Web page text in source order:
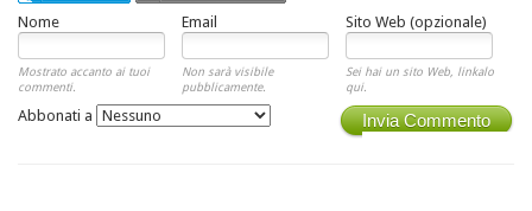
Nome Email Sito Web (opzionale)
Mostrato accanto ai tuoi
commenti.
Non sarà visibile
pubblicamente.
Sei hai un sito Web, linkalo
qui.
Invia Commento
Abbonati a